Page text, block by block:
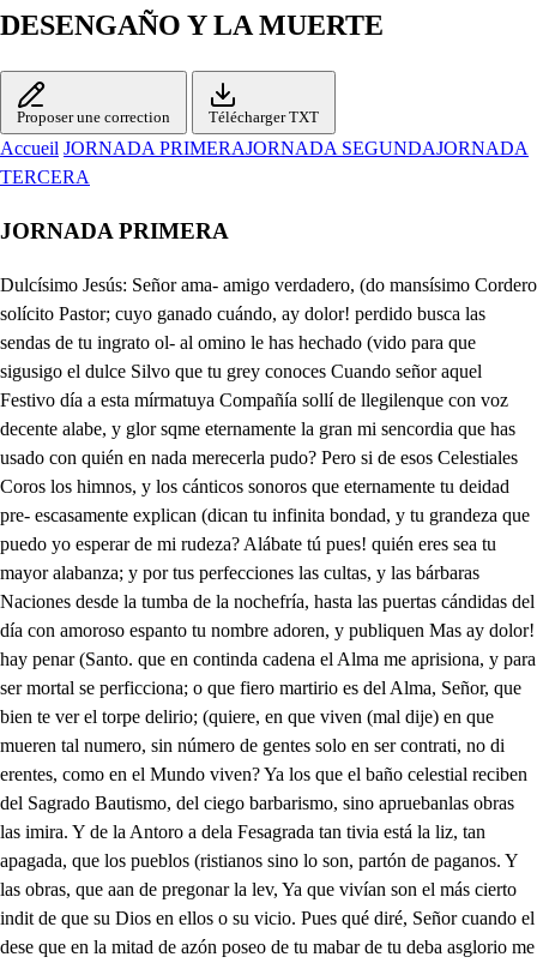
DESENGAÑO Y LA MUERTE
Proposer une correction Télécharger TXT
Accueil JORNADA PRIMERAJORNADA SEGUNDAJORNADA
TERCERA
JORNADA PRIMERA
Dulcísimo Jesús: Señor ama- amigo verdadero, (do mansísimo Cordero solícito Pastor; cuyo ganado cuándo, ay dolor! perdido busca las sendas de tu ingrato ol- al omino le has hechado (vido para que sigusigo el dulce Silvo que tu grey conoces Cuando señor aquel Festivo día a esta mírmatuya Compañía sollí de llegilenque con voz decente alabe, y glor sqme eternamente la gran mi sencordia que has usado con quién en nada merecerla pudo? Pero si de esos Celestiales Coros los himnos, y los cánticos sonoros que eternamente tu deidad pre- escasamente explican (dican tu infinita bondad, y tu grandeza que puedo yo esperar de mi rudeza? Alábate tú pues! quién eres sea tu mayor alabanza; y por tus perfecciones las cultas, y las bárbaras Naciones desde la tumba de la nochefría, hasta las puertas cándidas del día con amoroso espanto tu nombre adoren, y publiquen Mas ay dolor! hay penar (Santo. que en continda cadena el Alma me aprisiona, y para ser mortal se perficciona; o que fiero martirio es del Alma, Señor, que bien te ver el torpe delirio; (quiere, en que viven (mal dije) en que mueren tal numero, sin número de gentes solo en ser contrati, no di erentes, como en el Mundo viven? Ya los que el baño celestial reciben del Sagrado Bautismo, del ciego barbarismo, sino apruebanlas obras las imira. Y de la Antoro a dela Fesagrada tan tivia está la liz, tan apagada, que los pueblos (ristianos sino lo son, partón de paganos. Y las obras, que aan de pregonar la lev, Ya que vivían son el más cierto indit de que su Dios en ellos o su vicio. Pues qué diré, Señor cuando el dese que en la mitad de azón poseo de tu mabar de tu deba asglorio me tueá la memoria La ignorancia, el error, la idolatria en que viven, o mueren aporfía tantas Naciones, tantas al mas tuyas. como pueblan los llenos de ese Mundo solo para obras buenas infecundo Que aquellas Almas, ay Señor que fueron aliento de tu espíritu sagrado, y objecto de tu amor, y de tú agrado, y para ser, se hicieron reparo de las Sillas que perdiero Los ingratos espíritus: que esas, con bárbaros ejemplos dediquen Aras, edifique Teplos; quemen Aromas; y consagren Cul- (tos a sacrílegos bultos del infernal Dragón que disfrazado en famas mil, que aún la razón condena, pide ser adorado, y lo consigue; hay pena; con infinitos daños de tantas Almas, como tiene en- gaños. Segunda vez no en agua, en fuego sí, de más ardientefra- gua como siempre será, y es, el pecado, el Mundo está anegado. No mira el Solen su veloz carrera ni el Mar baña rivera, ni peina e Viento pluma, ni pez corta en la Mar la blanca espuma, donde mires, Señor, iminaculado el corazón del hombre que has criado. Pues en que a de parar tal desvarío? o se ha de llegar tiempo, Señor mío en que abiertos los ojos llore el hombre su mal, y tus enojos? Ase ahorado, o quiede el Occeano infinil que procede de tus misericordias? da depon el Arco conque tiras tu rigor las viras, Soñor el Arco de concordias on Flechas de Amor, y de dul- curas; penetra el corazón de tus criatu ras. Arda el Mundo en tu Amor, el pecho humano, un volcán sea de tu gaero fuego, abra los ojos el que yerra ciego, adore firme el que procende vano. Nazcan flores diviras, donde brota van ásperas espinas, sople suave el céfiro templado donde bramaya el Aquisón habrado; y las iras del Mar embravecidas, miremos convertidas, en riquisimas fuentes de llanto de unos ojos penitentes. Lleguese el tiempo, pues, el Mu- do goce en tanta desventura, de Ventura. Cese una vida tan profana, y Vana. Cómo entre engaños la entre- Tiene. (tiene, y Cuando esta gente desterrada. Errada. Ah de vivir apercevida. Vida. Si hoy amas males se apercive, y Vive: Quieres Señor borrar el nombre Al Hombre. Para su desconsuelo, en este En este suelo. Parece que mis voces mene- voca el ano en esa roca, o con ellas Cosa se entro ̱u . Ventura vana tiene, errada vida vive el hombre en este suelo, ay de mí! Quién oyó. Yo. n. Válgame el Cielo. La vana gloria de la vanatio No sé que por mi apasad ni sé qué impulso secreto en el corazón me pone un saberano consuelo. Quién será aqueste prodigo aqueste milagro bello, que el corazón me a robado como antiguo, y como nuevo n. Parece que con su vista se han llegado a mis deseos, una segura esperanza, con un celestial sosiego. Qué modestia, y que dona que compostura, y que aseos, que honestidad tan oarbosa, y que beldad tan del Cielo. Si el era quien a mis voces le repetía los ecos? Gran ventura si unos fueran de los dos los pensamientos. Sin duda fueren sus voces, las que las mía liguieron; gran dicha siba los dos fueran concordes lo instrumentos. Quisier hablarle, y las ve me las detiene el respeto. Quisidia hablarla, y lo dudo arrolose, y no me atrevo. Sacallo falto a lo urbano, si hable esojo al silencio, o me ve Ella use deja, ce s hacer? valo ame el Ciel le tendrela: gran Brod mbro bello, dulce encanto, grande enigma, belo hermoso, que muestra, y que oculta un Cielo. Beldad cuvos explendores, (hijos en fin de un gran fuego) ciegan la vista, y apagan los más vivos pensamientos. Nuevo milagro en el Mundo, aunque abras de ser por serlo; como milagro, admirada, y inquirido como nuevo. Tú que con arte escondido sabes unir los extremos del donaire, y la modestia, de la virtud, y el cortejo. Quién eres? que aunque quien eres con verte estoy conociendo el saber decirlo, solo a ti es concedido hacerlo. No me respondéis? Gran Duque. A pártate ahora necio. Solo este Duque Cartujo trata al Placer con despego. No habláis? Pues por estas pocas, (no tiene un guijarro menos) que si se esconde el Placer? Ea cese ya el silencio. Hombra de la mala trampa, que debes sosún sospecho de ser hijo de la sombra, pues del Plaber que risueño te busca, huyo y buscas a quien ni el retro te avuelto. Lo que estás viendo preguntas, eres tú como el enfermo que al Doctor le preguntaya señor me duele el gergüero Si ella por torl junzara, vaya con Dios, fuera monos, porque encubres me advandeza de aquese cuerpo que mentiras dice un sastre; que hace preguntas un necio, que suspiros da una Morja, que dice una vieja cuentos, que tiene un rico quejosos, y que un linajudo abuelos. Porque lo primero eres Valenciano Caballero, que no hay más que ser, después de haber sido Padre Eterno. Eres Duque de Gandia, Marqués de Lomvay Excelso, Trece del Orden Ilustre, del Santo Apostol Gallego. Menino un tiempo en Palacio; Virrey glorioso, otro tiempo Catalán: y sobretodo que en ese invencible pecho la sangre del guinto Carlos, sus glorias está latiendo, eres en fin. No prosigas Flacer, que dejas de serlo, y pasas ha adulación. Hay más donoso embeleco? Dígame Doña Melindre quién la mete a usted en eso? Pregúntale este otro, y calla, y viene adarme consejos, Vete, pues. que me replace, no hemos de reñir por ello; digo que me voy, y digo que voy a acabar el cuento en casa de uno que ha dado en que es grande Caballero, y si él se enojaré digan que yo soy el majadero. Es posible que no alcancen por cortesta mis ruegos que merespondáis? sin duda incluye grande misterio en vos, o ermirgras se enigma, tan desviado sinci Ea po En vano intentas señor lograr tus deseos, porque no ha de responderte. Saber la ocasión deseo. La pregunta es que le haces, Pues qué tiene? Por que siendo que te diga quien es, tiene propósito firme hecho de no hablar de si dejando a que sus procedimientos sean la voz que publiquen el milagroso Portento. Y el soberano prodigio que en ella a incluido el Cielo a tus ojos, pues pregunta lo que miraren, y en ellos tendrás el seguro informe que pretendes, advirtiendo; que sus obras no has de verlas con el sentido grosero de los ojos de este Mundo; sino en el puro reflejo que reverberán miradas en los Cristales del Cielo. Es como el Sol, cuyos rayos aunque de influencias llenos entrega al Mundora su vista nunca quieres concederlos, Y si en el Cristal concede, una breve sombra de ellos, es por ser del Desengaño, sin bolo claro el espejo. Con tus voces Desengaño, llenas de tantos misterios, han desmayado, y crecido, mis esperanzas a un tiempo. Porque quien de tal milagro no querrá ver los secretos, y quien tan clara la vista puede tener para verlos. Pero supuesto que tú, tan informado, y tan diestro estas en quien es, que de ella, hablas con tan grande acier A ti Desengaño, a ti, con mi pretensión apelo; sácame de dudas tantas, Arelo, señor, arelo, escucha pues. No prosigas, que serán tus voces riesgo donde la Humildad peligre, Humildad amiga. El Cielo Compañía de Jesús te guarde. Saber deseo. Dónde vas? Vengo por ti. Qué me quieres? Qué te quiero? Sígueme, Dónde me llevas? Segura vas. Yo lo creo, pero estaba aquí gustosa. Suele ser dulce el veneno? No te entiendo. No lo extraño. Tuya soy. Asilo creo? y por eso estas segura, Gran señor oisarde os el Cielo Desengaño, cua me enseñas de lo que he visto? Al momento señor; que de sus costumbres, te quise harler un diseño. Humildad que desde niña es a contiduo Maestro se la llevó rosplando con pruden somo acuerdo, que su Humildad peligraba si escuchaba sus empleos, Gran prudencia; Pasma a el Mundo. Rara obediencia; Es portento. Gran prevención; Es milagro. Fortaleza grande! ̱. Es cierto. Responde pues a mi duda, que es mayor cuanto más veo. Digo señor: si es que puede decirse lo que es inmenso, Esta hermosura divina gran señor, que como hechizo por los ojos se te ha entrado a robarte tus sentidos. Compañía de Jesús, es su nombre, peregrino consejo de su Gran Padre, que conociendo advertido. Ser obra del Cielo toda, prudentemente; no quiso, que a obra celestial, se dieran terrenales a pellidos. Derogándole los fueros al común usado estilo del nacer nació, Gigante, gran don del Cielo que quiso, Anunciarla, y defenderla de un en vidiose peligro, conque al nacer la esperaban, o la emulación, eel vicio. Apenas dos Lustoos tiene; pero en ellos a inclado. (siendo su veldad sus obras) belleza de muchos siglo Es un Sol, es una Luna, es un Fénix, es un Rob, es una Trompa, unas bira que al Mundo, del Cien vino. Y como slamantes suelen los rayos recién nac